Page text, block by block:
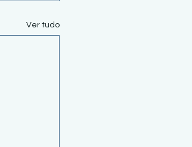
Ver tudo